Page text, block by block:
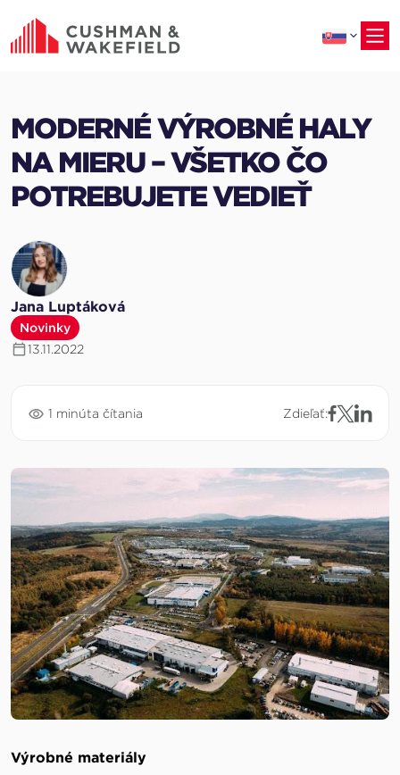
hlavný
obsah
MODERNÉ VÝROBNÉ HALY
NA MIERU – VŠETKO ČO
POTREBUJETE VEDIEŤ
Jana Luptáková
Novinky
13.11.2022
1 minúta čítania Zdieľať:
Výrobné materiály